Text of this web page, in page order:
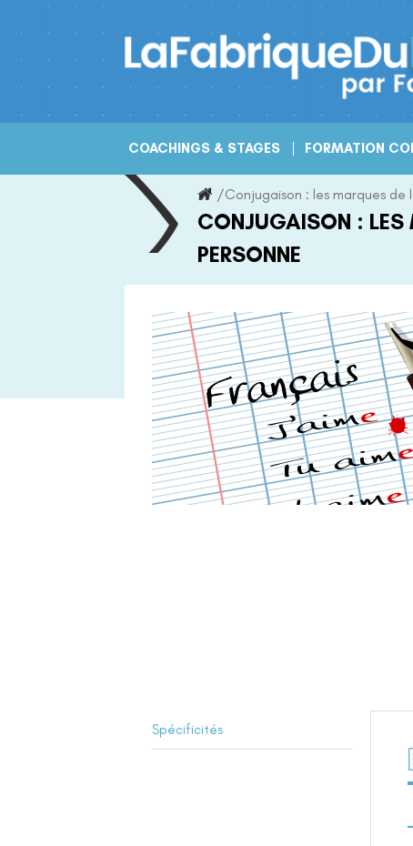
Skip
to
COACHINGS & STAGES FORMATION
/Conjugaison : les marques de
CONJUGAISON : LES
PERSONNE
Spécificités